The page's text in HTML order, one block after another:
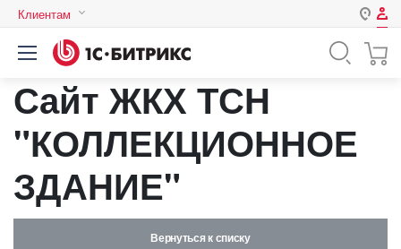
Клиентам
Авторизация
Нет аккаунта?Зарегистрироваться
Логин
Пароль
Сайт ЖКХ ТСН
"КОЛЛЕКЦИОННОЕ
ЗДАНИЕ"
Вернуться к списку